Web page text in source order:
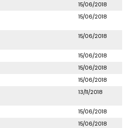
15/06/2018
15/06/2018
15/06/2018
15/06/2018
15/06/2018
15/06/2018
13/11/2018
15/06/2018
15/06/2018